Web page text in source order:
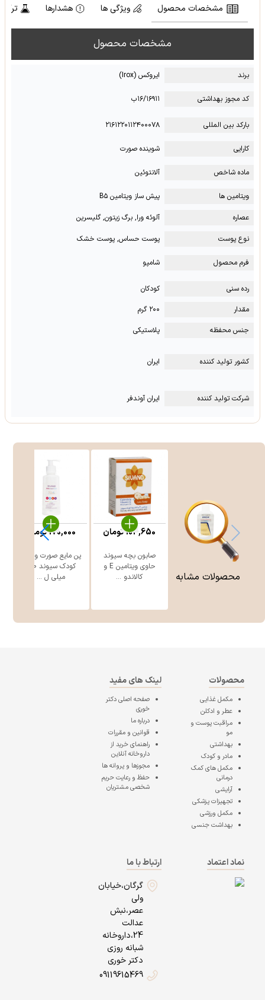
مشخصات محصول ویژگی ها هشدارها
مشخصات محصول
برند ایروکس (Irox)
کد مجوز بهداشتی ۱۶/۱۶۹۱۱ب
بارکد بین المللی ۲۱۶۱۲۲۰۱۱۲۴۰۰۰۷۸
کارایی شوینده صورت
ماده شاخص آلانتوئین
ویتامین ها
پیش ساز ویتامین B۵
عصاره
آلوئه ورا, برگ زیتون, گلیسرین
نوع پوست
پوست حساس, پوست خشک
فرم محصول شامپو
رده سنی
کودکان
مقدار
۲۰۰ گرم
جنس محفظه
پلاستیکی
کشور تولید کننده ایران
شرکت تولید کننده ایران آوندفر
محصولات مشابه
صابون بچه سیوند
حاوی ویتامین E و
کالاندو ...
104,650تومان
پن مایع صورت و بدن
کودک سیوند 150
میلی ل ...
170,000تومان
محصولات
مکمل غذایی
عطر و ادکلن
مراقبت پوست و
مو
بهداشتی
مادر و کودک
مکمل های کمک
درمانی
آرایشی
تجهیزات پزشکی
مکمل ورزشی
بهداشت جنسی
لینک های مفید
صفحه اصلیدکتر
خوری
درباره ما
قوانین و مقررات
راهنمای خرید از
داروخانه آنلاین
مجوزها و پروانه ها
حفظ و رعایت حریم
شخصی مشتریان
نماد اعتماد
ارتباط با ما
گرگان،خیابان
ولی
عصر،نبش
عدالت
24،داروخانه
شبانه روزی
دکتر خوری
09119615469